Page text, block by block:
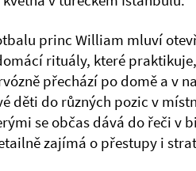
princ William mluví
rituály, které
přechází po domě a v
děti do různých pozic v
se občas dává do řeči v
zajímá o přestupy i